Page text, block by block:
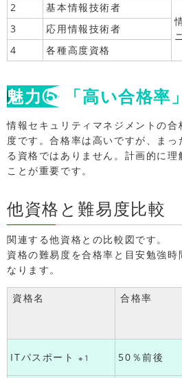
2
基本情報技術者
3
応用情報技術者
4
各種高度資格
魅力⑤「高い合格率
情報セキュリティマネジメントの
度です。合格率は高いですが、まっ
る資格ではありません。計画的に
ことが重要です。
他資格と難易度比較
関連する他資格との比較図です。
資格の難易度を合格率と目安勉強
なります。
資格名 合格率
ITパスポート※1 50％前後